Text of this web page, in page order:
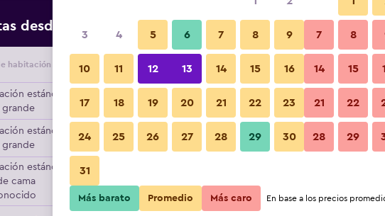
desde Oferta más barata de precio por noche
habitación Proveedor Total noche
estándar, 1
grande
$46 Ver oferta
estándar, 1
grande
$53 Ver oferta
estándar,
cama
Buffet
Fotos
3 4 5 6 7 8 9
10 11 12 13 14 15 16
17 18 19 20 21 22 23
24 25 26 27 28 29 30
31
7 8
14 15
21 22
28 29
Más barato Promedio Más caro En base a los precios